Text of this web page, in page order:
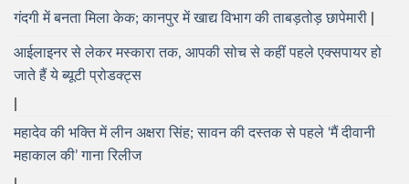
गंदगी में बनता मिला केक; कानपुर में खाद्य विभाग की ताबड़तोड़ छापेमारी
आईलाइनर से लेकर मस्कारा तक, आपकी सोच से कहीं पहले एक्सपायर हो
जाते हैं ये ब्यूटी प्रोडक्ट्स
महादेव की भक्ति में लीन अक्षरा सिंह; सावन की दस्तक से पहले ‘मैं दीवानी
महाकाल की’ गाना रिलीज